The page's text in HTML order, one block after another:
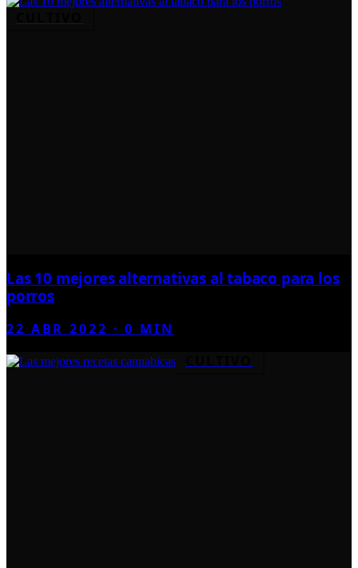
Las 10 mejores alternativas al tabaco para los
porros
22 ABR 2022 ·0 MIN